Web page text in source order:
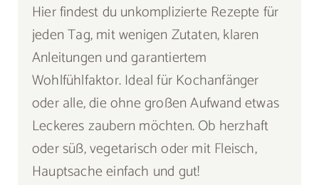
Portfolio
Galerie
Rezept senden
Hier findest du unkomplizierte Rezepte für
jeden Tag, mit wenigen Zutaten, klaren
Anleitungen und garantiertem
Wohlfühlfaktor. Ideal für Kochanfänger
oder alle, die ohne großen Aufwand etwas
Leckeres zaubern möchten. Ob herzhaft
oder süß, vegetarisch oder mit Fleisch,
Hauptsache einfach und gut!